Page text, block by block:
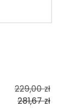
229,00zł
281,67zł